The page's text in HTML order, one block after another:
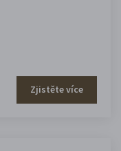
Zjistěte více